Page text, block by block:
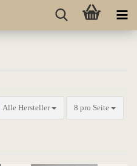
Alle Hersteller 8 pro Seite